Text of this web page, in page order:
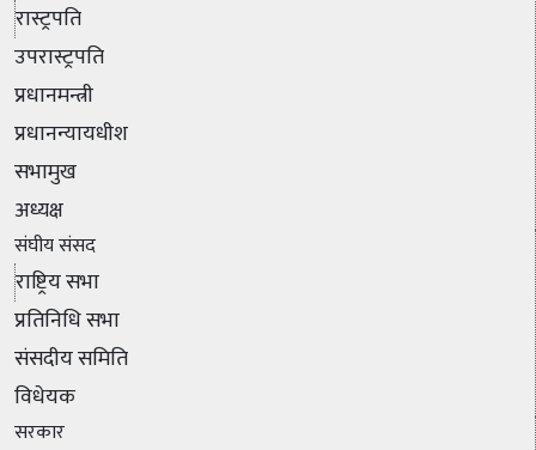
रास्ट्रपति
उपरास्ट्रपति
प्रधानमन्त्री
प्रधानन्यायधीश
सभामुख
अध्यक्ष
संघीय संसद
राष्ट्रिय सभा
प्रतिनिधि सभा
संसदीय समिति
विधेयक
सरकार